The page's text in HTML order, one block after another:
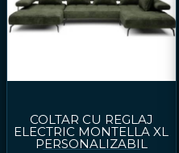
COLTAR CU REGLAJ
ELECTRIC MONTELLA XL
PERSONALIZABIL